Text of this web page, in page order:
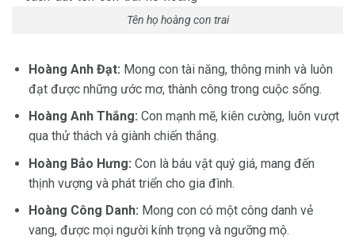
Tên họ hoàng con trai
Hoàng Anh Đạt: Mong con tài năng, thông minh và luôn
đạt được những ước mơ, thành công trong cuộc sống.
Hoàng Anh Thắng: Con mạnh mẽ, kiên cường, luôn vượt
qua thử thách và giành chiến thắng.
Hoàng Bảo Hưng: Con là báu vật quý giá, mang đến
thịnh vượng và phát triển cho gia đình.
Hoàng Công Danh: Mong con có một công danh vẻ
vang, được mọi người kính trọng và ngưỡng mộ.